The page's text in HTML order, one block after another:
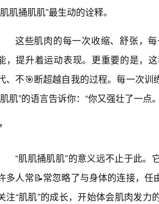
肌捅肌肌”最生动的诠释。
这些肌肉的每一次收缩、舒张，
，提升着运动表现。更重要的是，
、不🎯断超越自我的过程。每一次
肌”的语言告诉你：“你又强壮了一点
“肌肌捅肌肌”的意义远不止于此
多人常📝常忽略了与身体的连接，
注“肌肌”的成长，开始体会肌肉发